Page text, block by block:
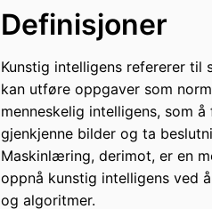
Definisjoner
Kunstig intelligens refererer til
kan utføre oppgaver som
menneskelig intelligens, som
gjenkjenne bilder og ta
Maskinlæring, derimot, er en
oppnå kunstig intelligens ved
og algoritmer.